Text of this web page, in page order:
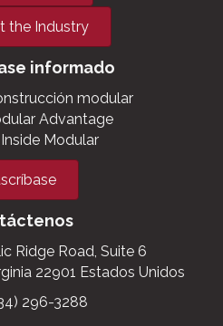
the Industry
informado
modular
Advantage
Modular
Ridge Road, Suite 6
22901 Estados Unidos
296-3288